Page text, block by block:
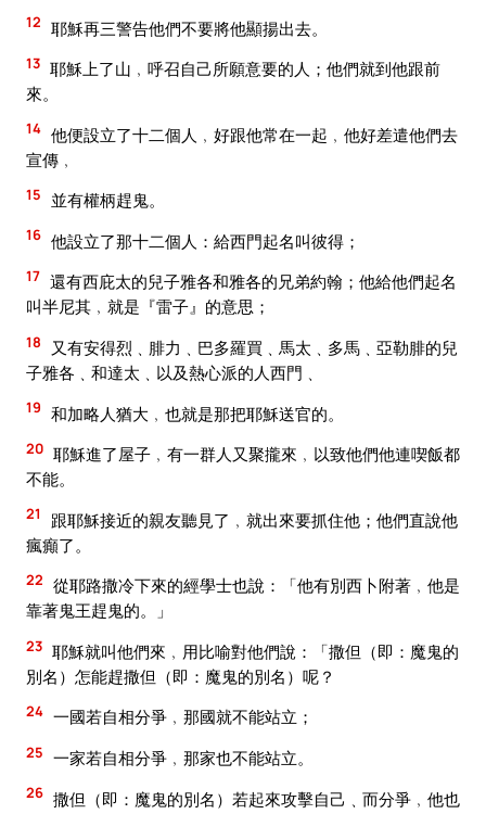
12 耶穌再三警告他們不要將他顯揚出去。
13 耶穌上了山﹐呼召自己所願意要的人；他們就到他跟前
來。
14 他便設立了十二個人﹐好跟他常在一起﹐他好差遣他們去
宣傳﹐
15 並有權柄趕鬼。
16 他設立了那十二個人：給西門起名叫彼得；
17 還有西庇太的兒子雅各和雅各的兄弟約翰；他給他們起名
叫半尼其﹐就是『雷子』的意思；
18
又有安得烈﹑腓力﹑巴多羅買﹑馬太﹑多馬﹑亞勒腓的兒
子雅各﹑和達太﹑以及熱心派的人西門﹑
19 和加略人猶大﹐也就是那把耶穌送官的。
20 耶穌進了屋子﹐有一群人又聚攏來﹐以致他們他連喫飯都
不能。
21
跟耶穌接近的親友聽見了﹐就出來要抓住他；他們直說他
瘋癲了。
22 從耶路撒冷下來的經學士也說：「他有別西卜附著﹐他是
靠著鬼王趕鬼的。」
23 耶穌就叫他們來﹐用比喻對他們說：「撒但（即：魔鬼的
別名）怎能趕撒但（即：魔鬼的別名）呢？
24 一國若自相分爭﹐那國就不能站立；
25 一家若自相分爭﹐那家也不能站立。
26 撒但（即：魔鬼的別名）若起來攻擊自己﹑而分爭﹐他也